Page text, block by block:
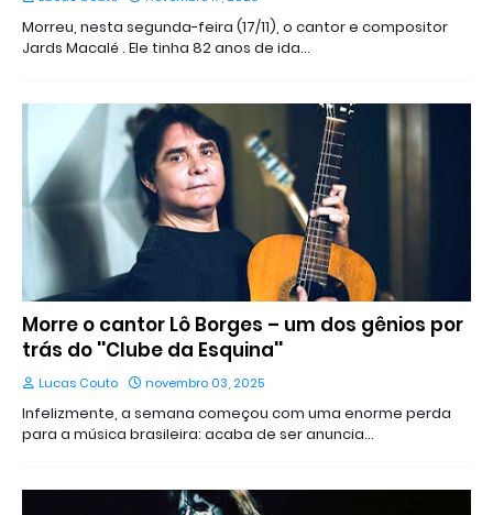
Morreu, nesta segunda-feira (17/11), o cantor e compositor
Jards Macalé . Ele tinha 82 anos de ida…
Morre o cantor Lô Borges – um dos gênios por
trás do ''Clube da Esquina''
Lucas Couto novembro 03, 2025
Infelizmente, a semana começou com uma enorme perda
para a música brasileira: acaba de ser anuncia…